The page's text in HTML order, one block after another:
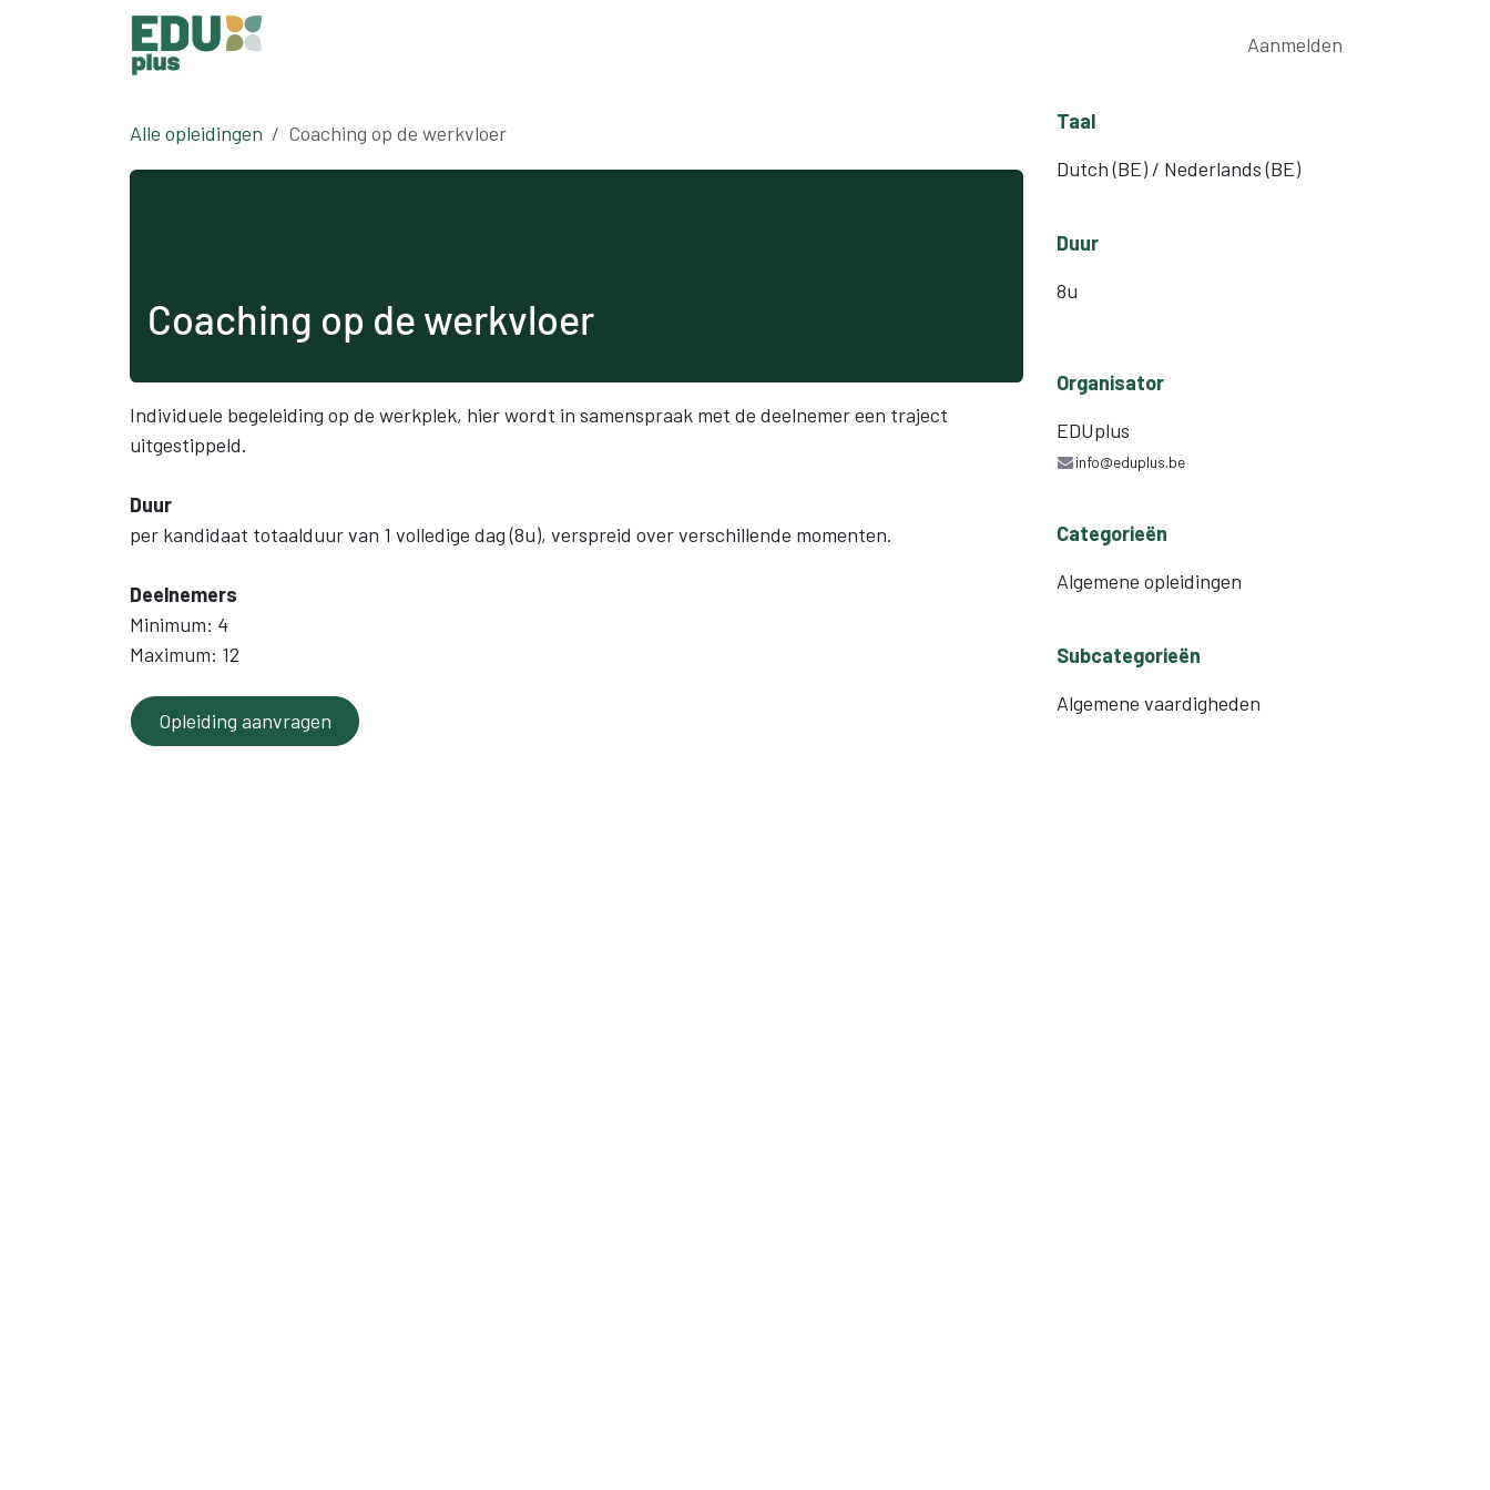
Overslaan naar inhoud
Aanmelden
Alle opleidingen Coaching op de werkvloer
Coaching op de werkvloer
Individuele begeleiding op de werkplek, hier wordt in samenspraak met de deelnemer een traject
uitgestippeld.
Duur
per kandidaat totaalduur van 1 volledige dag (8u), verspreid over verschillende momenten.
Deelnemers
Minimum: 4
Maximum: 12
Opleiding aanvragen
Taal
Dutch (BE) / Nederlands (BE)
Duur
8u
Organisator
EDUplus
info@eduplus.be
Categorieën
Algemene opleidingen
Subcategorieën
Algemene vaardigheden